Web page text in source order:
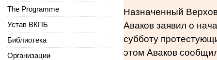
Назначенный
Аваков заявил о
субботу
этом Аваков
The Programme
Устав ВКПБ
Библиотека
Организации